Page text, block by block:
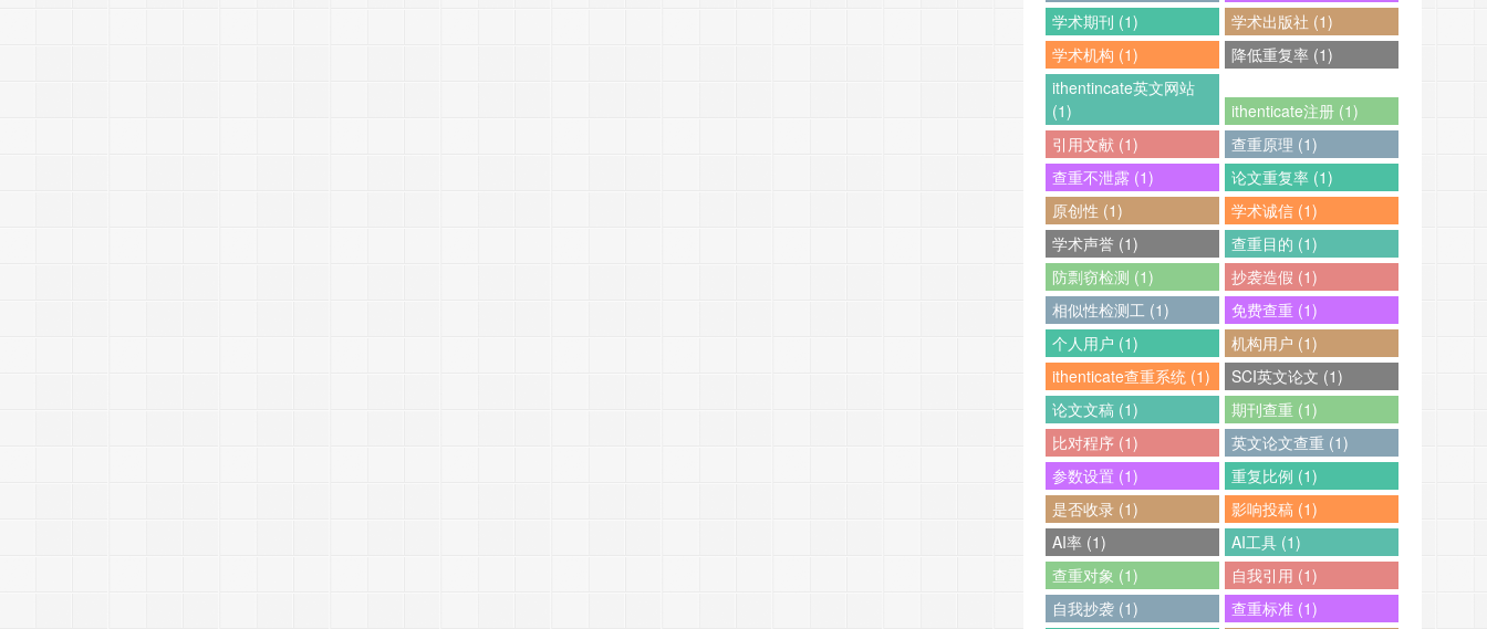
学术期刊 (1)
学术出版社 (1)
学术机构 (1)
降低重复率 (1)
ithentincate英文网站
(1)
ithenticate注册 (1)
引用文献 (1)
查重原理 (1)
查重不泄露 (1)
论文重复率 (1)
原创性 (1)
学术诚信 (1)
学术声誉 (1)
查重目的 (1)
防剽窃检测 (1)
抄袭造假 (1)
相似性检测工 (1)
免费查重 (1)
个人用户 (1)
机构用户 (1)
ithenticate查重系统 (1)
SCI英文论文 (1)
论文文稿 (1)
期刊查重 (1)
比对程序 (1)
英文论文查重 (1)
参数设置 (1)
重复比例 (1)
是否收录 (1)
影响投稿 (1)
AI率 (1)
AI工具 (1)
查重对象 (1)
自我引用 (1)
自我抄袭 (1)
查重标准 (1)